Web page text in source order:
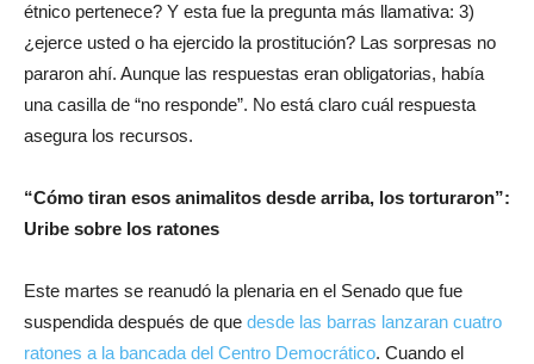
étnico pertenece? Y esta fue la pregunta más llamativa: 3)
¿ejerce usted o ha ejercido la prostitución? Las sorpresas no
pararon ahí. Aunque las respuestas eran obligatorias, había
una casilla de “no responde”. No está claro cuál respuesta
asegura los recursos.
“Cómo tiran esos animalitos desde arriba, los torturaron”:
Uribe sobre los ratones
Este martes se reanudó la plenaria en el Senado que fue
suspendida después de que desde las barras lanzaran cuatro
ratones a la bancada del Centro Democrático. Cuando el